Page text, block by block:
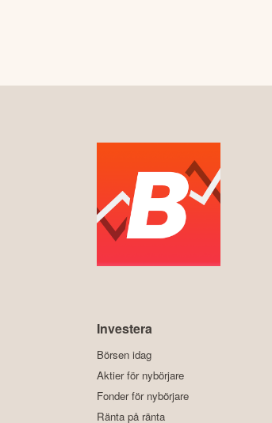
Investera
Börsen idag
Aktier för nybörjare
Fonder för nybörjare
Ränta på ränta